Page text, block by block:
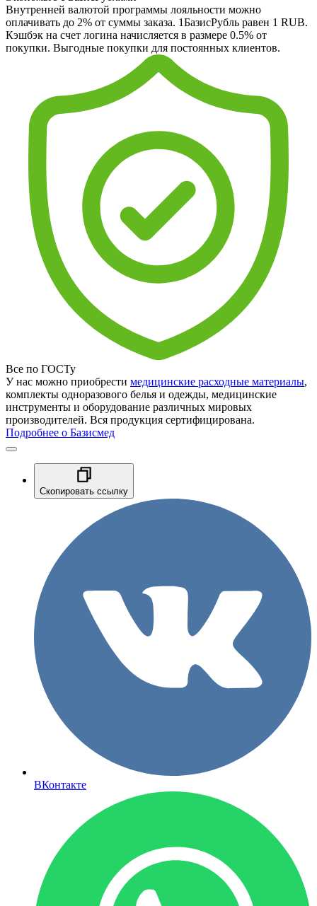
Внутренней валютой программы лояльности можно
оплачивать до 2% от суммы заказа. 1БазисРубль равен 1 RUB.
Кэшбэк на счет логина начисляется в размере 0.5% от
покупки. Выгодные покупки для постоянных клиентов.
Все по ГОСТу
У нас можно приобрести медицинские расходные материалы,
комплекты одноразового белья и одежды, медицинские
инструменты и оборудование различных мировых
производителей. Вся продукция сертифицирована.
Подробнее о Базисмед
Скопировать ссылку
ВКонтакте